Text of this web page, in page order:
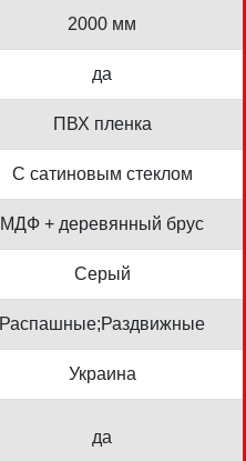
2000 мм
да
ПВХ пленка
С сатиновым стеклом
МДФ + деревянный брус
Серый
Распашные;Раздвижные
Украина
да